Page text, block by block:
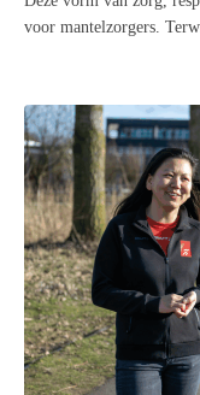
voor mantelzorgers.